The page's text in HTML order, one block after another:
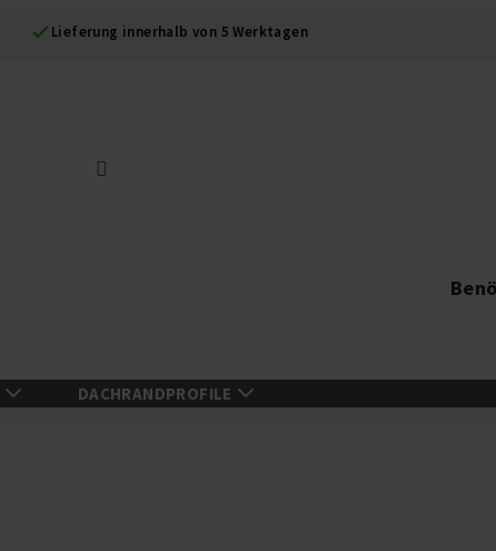
Lieferung innerhalb von 5 Werktagen
DACHRANDPROFILE